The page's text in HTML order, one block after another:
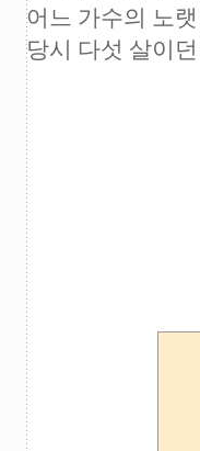
어느 가수의 노
당시 다섯 살이